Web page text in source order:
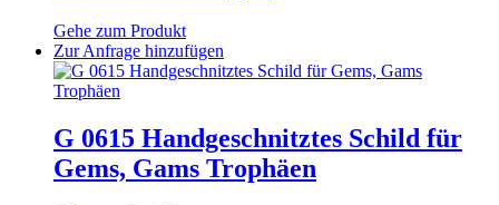
auf
gewählt
werden
Gehe zum Produkt
Zur Anfrage hinzufügen
Produkt
Varianten
auf.
Die
G 0615 Handgeschnitztes Schild für
Gems, Gams Trophäen